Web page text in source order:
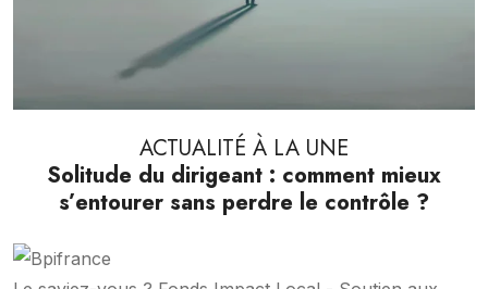
ACTUALITÉ À LA UNE
Solitude du dirigeant : comment mieux
s’entourer sans perdre le contrôle ?